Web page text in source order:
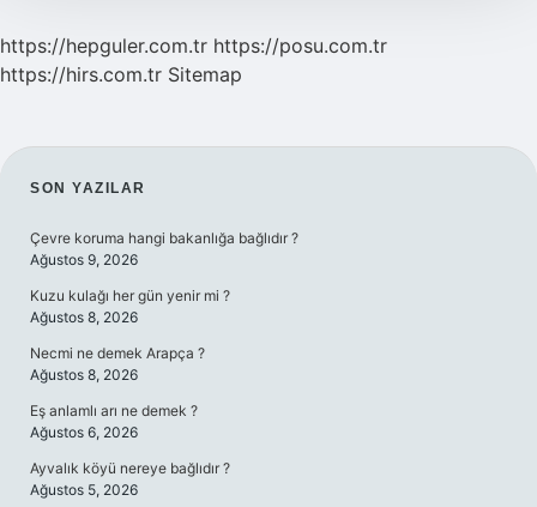
https://hepguler.com.tr https://posu.com.tr
https://hirs.com.tr Sitemap
SIDEBAR
SON YAZILAR
Çevre koruma hangi bakanlığa bağlıdır ?
Ağustos 9, 2026
Kuzu kulağı her gün yenir mi ?
Ağustos 8, 2026
Necmi ne demek Arapça ?
Ağustos 8, 2026
Eş anlamlı arı ne demek ?
Ağustos 6, 2026
Ayvalık köyü nereye bağlıdır ?
Ağustos 5, 2026